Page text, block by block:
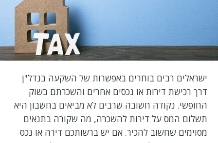
ישראלים רבים בוחרים באפשרות של השקעה בנדל"ן
דרך רכישת דירות או נכסים אחרים והשכרתם בשוק
החופשי. נקודה חשובה שרבים לא מביאים בחשבון היא
תשלום המס על דירות להשכרה, מה שקורה בתנאים
מסוימים שחשוב להכיר. אם יש ברשותכם דירה או נכס